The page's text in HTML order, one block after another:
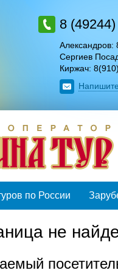
8
Александров:
Сергиев
Киржач:
по России
не